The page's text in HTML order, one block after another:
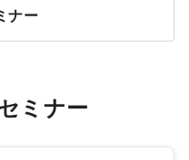
ナー
ミナー